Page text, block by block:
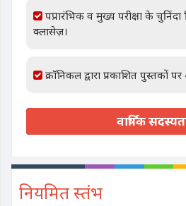
पप्रारंभिक व मुख्य परीक्षा के चुनिंदा
क्लासेज़।
क्रॉनिकल द्वारा प्रकाशित पुस्तकों
वार्षिक
नियमित स्तंभ